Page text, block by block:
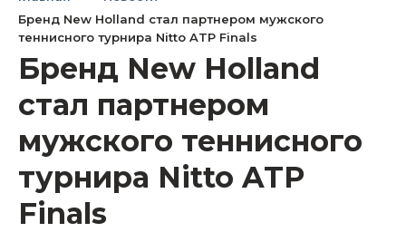
Бренд New Holland стал партнером мужского
теннисного турнира Nitto ATP Finals
Бренд New Holland
стал партнером
мужского теннисного
турнира Nitto ATP
Finals